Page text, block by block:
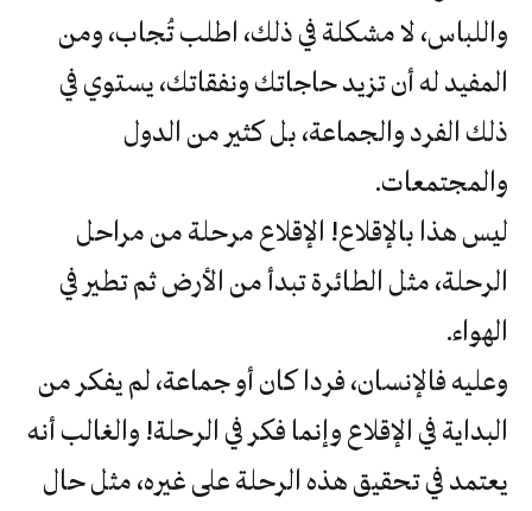
واللباس، لا مشكلة في ذلك، اطلب تُجاب، ومن
المفيد له أن تزيد حاجاتك ونفقاتك، يستوي في
ذلك الفرد والجماعة، بل كثير من الدول
والمجتمعات.
ليس هذا بالإقلاع! الإقلاع مرحلة من مراحل
الرحلة، مثل الطائرة تبدأ من الأرض ثم تطير في
الهواء.
وعليه فالإنسان، فردا كان أو جماعة، لم يفكر من
البداية في الإقلاع وإنما فكر في الرحلة! والغالب أنه
يعتمد في تحقيق هذه الرحلة على غيره، مثل حال